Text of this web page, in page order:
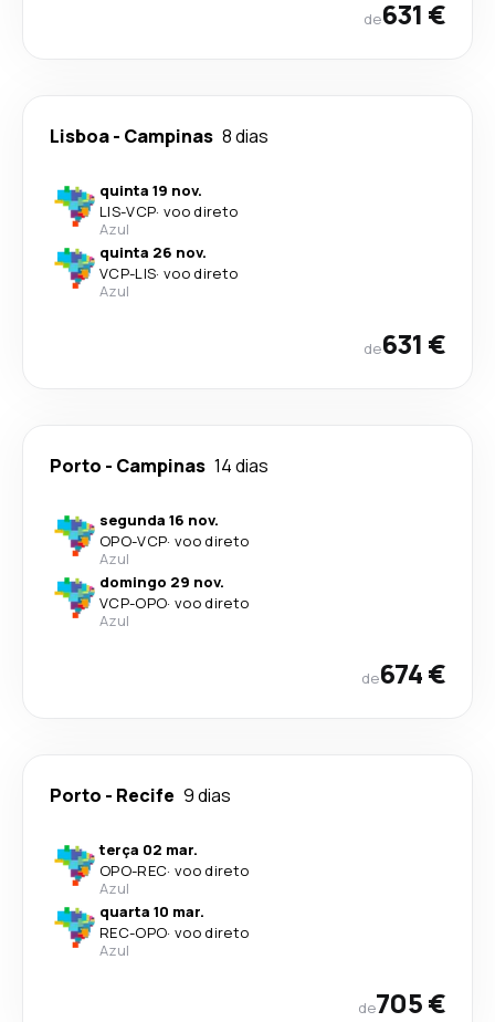
de631 €
Lisboa- Campinas 8 dias
quinta 19 nov.
LIS-VCP· voo direto
Azul
quinta 26 nov.
VCP-LIS· voo direto
Azul
de631 €
Porto - Campinas 14 dias
segunda 16 nov.
OPO-VCP· voo direto
Azul
domingo 29 nov.
VCP-OPO· voo direto
Azul
de674 €
Porto - Recife 9 dias
terça 02 mar.
OPO-REC· voo direto
Azul
quarta 10 mar.
REC-OPO· voo direto
Azul
de705 €